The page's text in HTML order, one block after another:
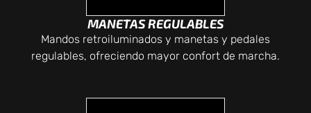
MANETAS REGULABLES
Mandos retroiluminados y manetas y pedales
regulables, ofreciendo mayor confort de marcha.